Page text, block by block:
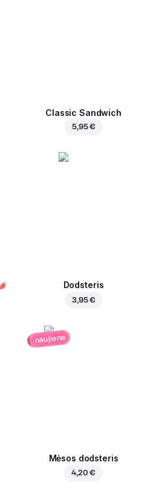
Classic Sandwich
5,95 €
Dodsteris
3,95 €
naujiena
Mėsos dodsteris
4,20 €